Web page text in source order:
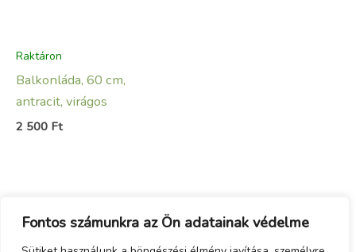
Fontos számunkra az Ön adatainak védelme
Raktáron
Balkonláda, 60 cm,
antracit, virágos
2 500 Ft